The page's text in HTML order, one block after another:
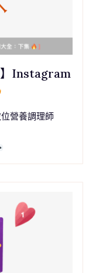
】Instagram
營養調理師